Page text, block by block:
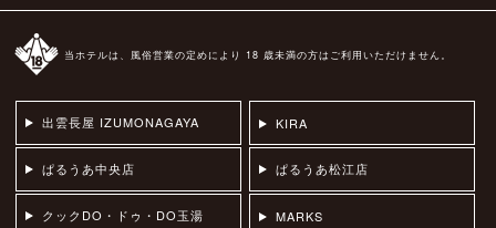
当ホテルは、風俗営業の定めにより 18 歳未満の方はご利用いただけません。
出雲長屋 IZUMONAGAYA KIRA
ぱるうあ中央店 ぱるうあ松江店
クックDO・ドゥ・DO玉湯 MARKS